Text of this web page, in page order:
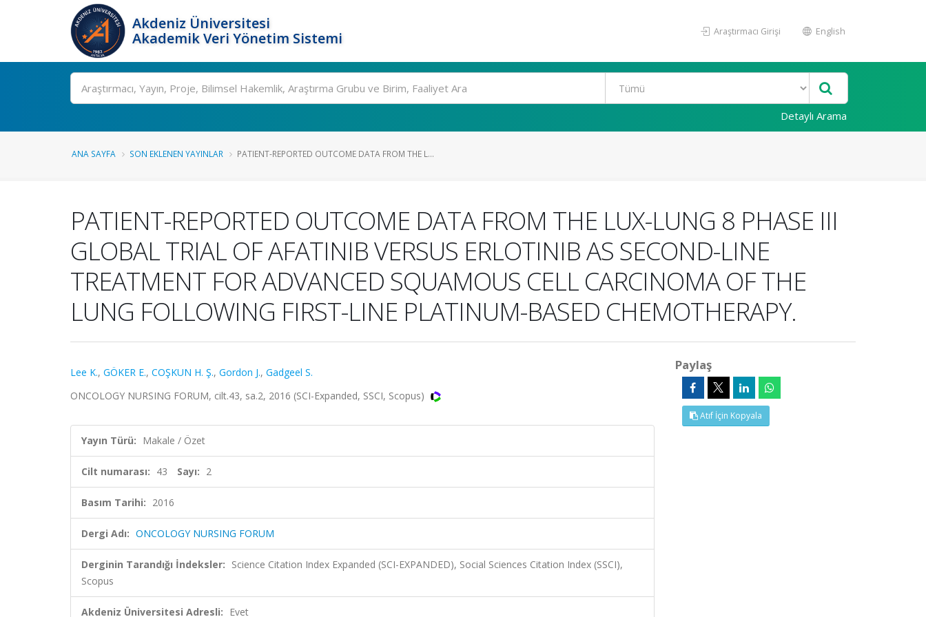
Akdeniz Üniversitesi
Akademik Veri Yönetim Sistemi
Araştırmacı Girişi English
Ara
Detaylı Arama
ANA SAYFA SON EKLENEN YAYINLAR PATIENT-REPORTED OUTCOME DATA FROM THE L...
PATIENT-REPORTED OUTCOME DATA FROM THE LUX-LUNG 8 PHASE III
GLOBAL TRIAL OF AFATINIB VERSUS ERLOTINIB AS SECOND-LINE
TREATMENT FOR ADVANCED SQUAMOUS CELL CARCINOMA OF THE
LUNG FOLLOWING FIRST-LINE PLATINUM-BASED CHEMOTHERAPY.
Lee K., GÖKER E., COŞKUN H. Ş., Gordon J., Gadgeel S.
ONCOLOGY NURSING FORUM, cilt.43, sa.2, 2016 (SCI-Expanded, SSCI, Scopus)
Yayın Türü: Makale / Özet
Cilt numarası: 43 Sayı: 2
Basım Tarihi: 2016
Dergi Adı: ONCOLOGY NURSING FORUM
Derginin Tarandığı İndeksler: Science Citation Index Expanded (SCI-EXPANDED), Social Sciences Citation Index (SSCI),
Scopus
Akdeniz Üniversitesi Adresli: Evet
Paylaş
Atıf İçin Kopyala